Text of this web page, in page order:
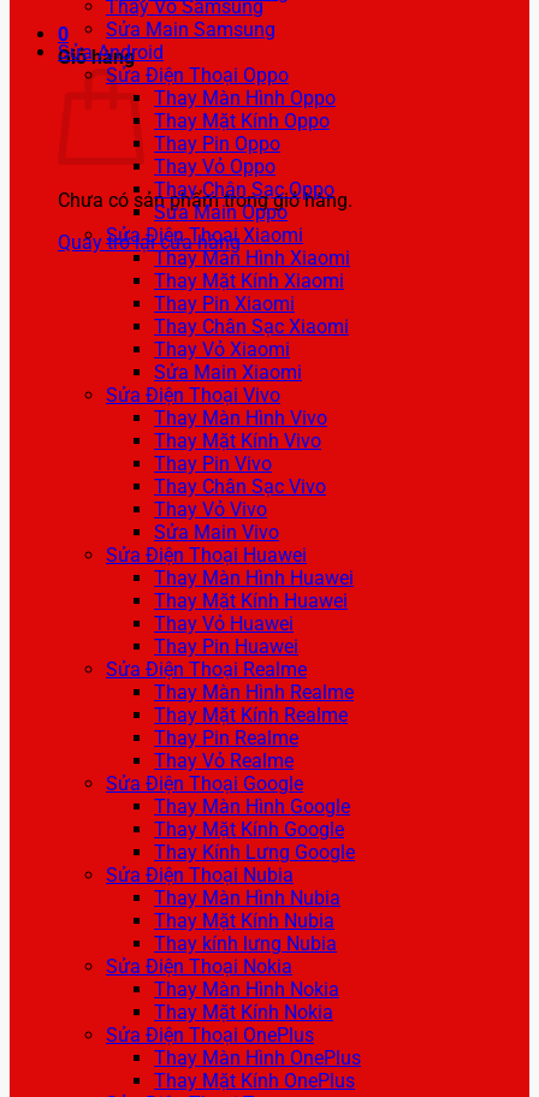
0
Giỏ hàng
Chưa có sản phẩm trong giỏ hàng.
Quay trở lại cửa hàng
Thay Vỏ Samsung
Sửa Main Samsung
Sửa Android
Sửa Điện Thoại Oppo
Thay Màn Hình Oppo
Thay Mặt Kính Oppo
Thay Pin Oppo
Thay Vỏ Oppo
Thay Chân Sạc Oppo
Sửa Main Oppo
Sửa Điện Thoại Xiaomi
Thay Màn Hình Xiaomi
Thay Mặt Kính Xiaomi
Thay Pin Xiaomi
Thay Chân Sạc Xiaomi
Thay Vỏ Xiaomi
Sửa Main Xiaomi
Sửa Điện Thoại Vivo
Thay Màn Hình Vivo
Thay Mặt Kính Vivo
Thay Pin Vivo
Thay Chân Sạc Vivo
Thay Vỏ Vivo
Sửa Main Vivo
Sửa Điện Thoại Huawei
Thay Màn Hình Huawei
Thay Mặt Kính Huawei
Thay Vỏ Huawei
Thay Pin Huawei
Sửa Điện Thoại Realme
Thay Màn Hình Realme
Thay Mặt Kính Realme
Thay Pin Realme
Thay Vỏ Realme
Sửa Điện Thoại Google
Thay Màn Hình Google
Thay Mặt Kính Google
Thay Kính Lưng Google
Sửa Điện Thoại Nubia
Thay Màn Hình Nubia
Thay Mặt Kính Nubia
Thay kính lưng Nubia
Sửa Điện Thoại Nokia
Thay Màn Hình Nokia
Thay Mặt Kính Nokia
Sửa Điện Thoại OnePlus
Thay Màn Hình OnePlus
Thay Mặt Kính OnePlus